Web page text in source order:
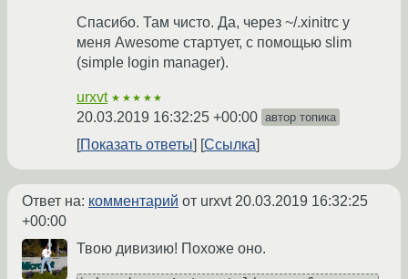
Спасибо. Там чисто. Да, через ~/.xinitrc у
меня Awesome стартует, с помощью slim
(simple login manager).
urxvt ★★★★★
20.03.2019 16:32:25 +00:00 автор топика
Показать ответы Ссылка
Ответ на: комментарий от urxvt20.03.2019 16:32:25
+00:00
Твою дивизию! Похоже оно.